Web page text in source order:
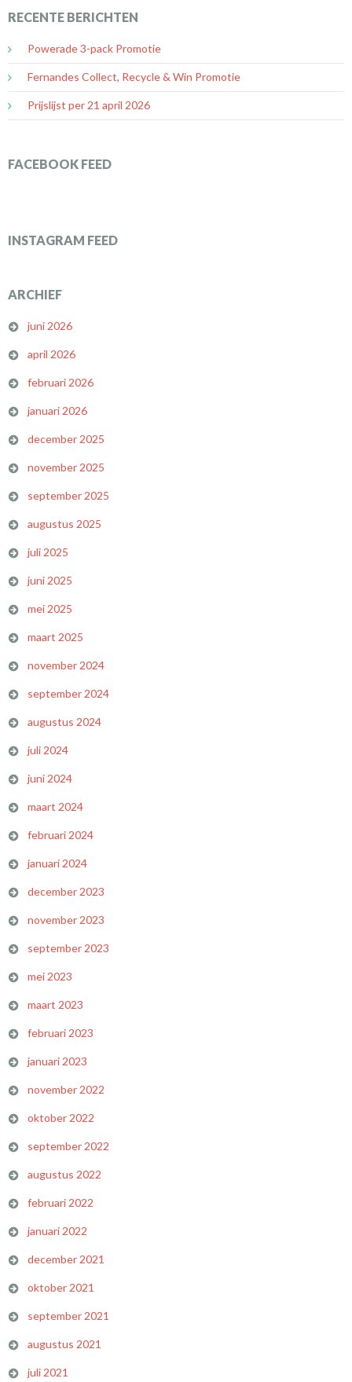
RECENTE BERICHTEN
Powerade 3-pack Promotie
Fernandes Collect, Recycle & Win Promotie
Prijslijst per 21 april 2026
FACEBOOK FEED
INSTAGRAM FEED
ARCHIEF
juni 2026
april 2026
februari 2026
januari 2026
december 2025
november 2025
september 2025
augustus 2025
juli 2025
juni 2025
mei 2025
maart 2025
november 2024
september 2024
augustus 2024
juli 2024
juni 2024
maart 2024
februari 2024
januari 2024
december 2023
november 2023
september 2023
mei 2023
maart 2023
februari 2023
januari 2023
november 2022
oktober 2022
september 2022
augustus 2022
februari 2022
januari 2022
december 2021
oktober 2021
september 2021
augustus 2021
juli 2021